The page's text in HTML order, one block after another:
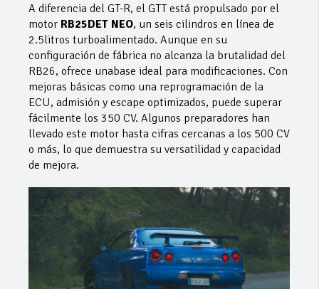
A diferencia del GT-R, el GTT está propulsado por el
motor RB25DET NEO, un seis cilindros en línea de
2.5litros turboalimentado. Aunque en su
configuración de fábrica no alcanza la brutalidad del
RB26, ofrece unabase ideal para modificaciones. Con
mejoras básicas como una reprogramación de la
ECU, admisión y escape optimizados, puede superar
fácilmente los 350 CV. Algunos preparadores han
llevado este motor hasta cifras cercanas a los 500 CV
o más, lo que demuestra su versatilidad y capacidad
de mejora.